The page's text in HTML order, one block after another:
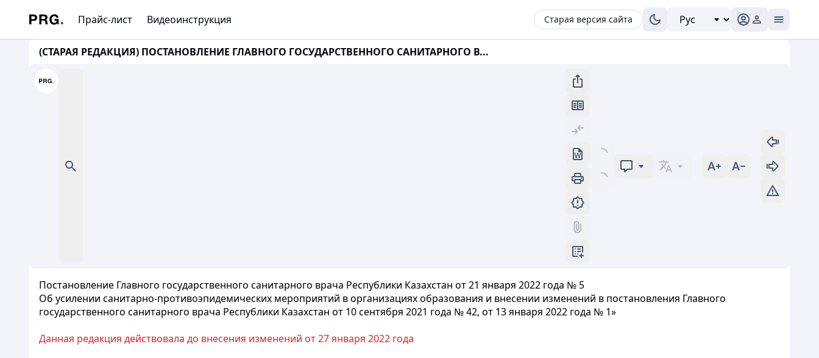
Прайс-лист Видеоинструкция Старая версия сайта
(СТАРАЯ РЕДАКЦИЯ) ПОСТАНОВЛЕНИЕ ГЛАВНОГО ГОСУДАРСТВЕННОГО САНИТАРНОГО В...
Постановление Главного государственного санитарного врача Республики Казахстан от 21 января 2022 года № 5
Об усилении санитарно-противоэпидемических мероприятий в организациях образования и внесении изменений в постановления Главного
государственного санитарного врача Республики Казахстан от 10 сентября 2021 года № 42, от 13 января 2022 года № 1»
Данная редакция действовала до внесения изменений от 27 января 2022 года